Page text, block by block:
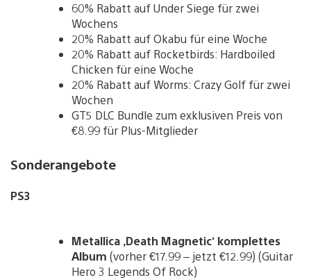
60% Rabatt auf Under Siege für zwei
Wochens
20% Rabatt auf Okabu für eine Woche
20% Rabatt auf Rocketbirds: Hardboiled
Chicken für eine Woche
20% Rabatt auf Worms: Crazy Golf für zwei
Wochen
GT5 DLC Bundle zum exklusiven Preis von
€8.99 für Plus-Mitglieder
Sonderangebote
PS3
Metallica ‚Death Magnetic‘ komplettes
Album (vorher €17.99 – jetzt €12.99) (Guitar
Hero 3 Legends Of Rock)